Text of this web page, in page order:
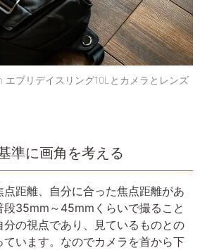
エブリデイスリング10Lとカメラとレンズ
準に画角を考える
距離、自分に合った焦点距離があ
段35mm～45mmくらいで撮ること
の視点であり、見ているものとの
います。なのでカメラを首から下